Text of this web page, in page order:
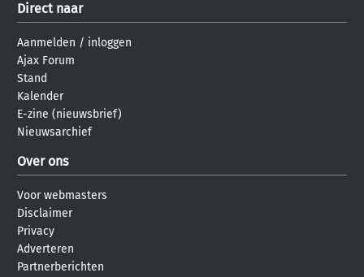
Direct naar
Aanmelden / inloggen
Ajax Forum
Stand
Kalender
E-zine (nieuwsbrief)
Nieuwsarchief
Over ons
Voor webmasters
Disclaimer
Privacy
Adverteren
Partnerberichten